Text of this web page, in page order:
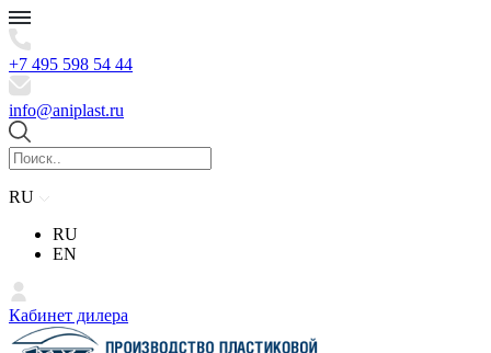
+7 495 598 54 44
info@aniplast.ru
RU
RU
EN
Кабинет дилера